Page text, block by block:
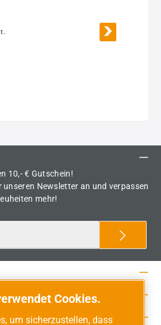
10,- € Gutschein!
unseren Newsletter an und verpassen
mehr!
Cookies.
um sicherzustellen, dass